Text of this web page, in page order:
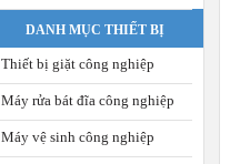
DANH MỤC THIẾT BỊ
Thiết bị giặt công nghiệp
Máy rửa bát đĩa công nghiệp
Máy vệ sinh công nghiệp